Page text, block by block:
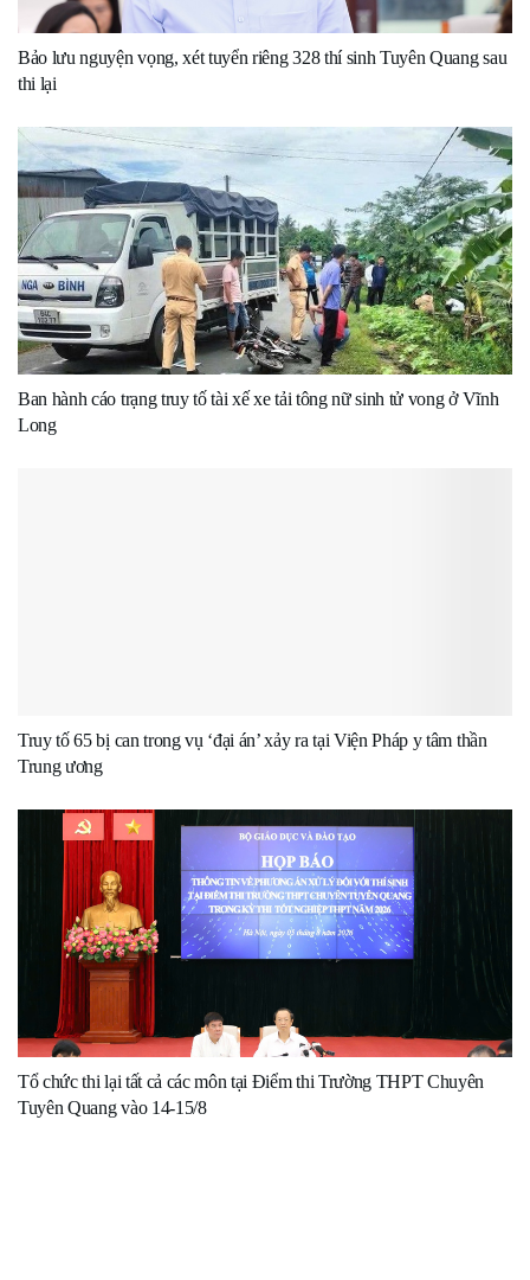
Bảo lưu nguyện vọng, xét tuyển riêng 328 thí sinh Tuyên Quang sau
thi lại
Ban hành cáo trạng truy tố tài xế xe tải tông nữ sinh tử vong ở Vĩnh
Long
Truy tố 65 bị can trong vụ ‘đại án’ xảy ra tại Viện Pháp y tâm thần
Trung ương
Tổ chức thi lại tất cả các môn tại Điểm thi Trường THPT Chuyên
Tuyên Quang vào 14-15/8